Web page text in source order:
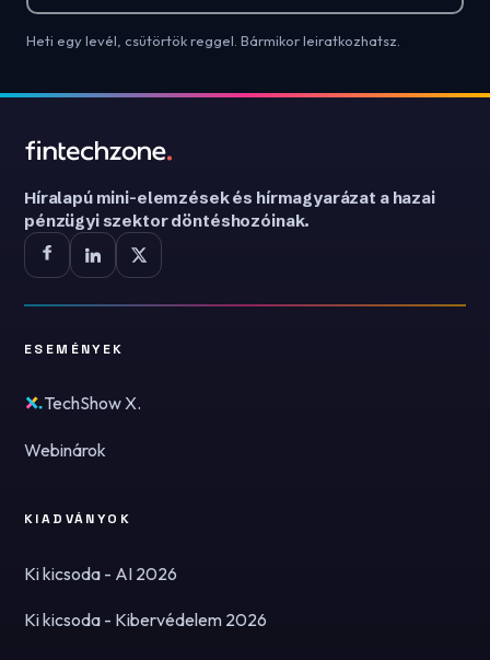
Heti egy levél, csütörtök reggel. Bármikor leiratkozhatsz.
Híralapú mini-elemzések és hírmagyarázat a hazai
pénzügyi szektor döntéshozóinak.
ESEMÉNYEK
TechShow X.
Webinárok
KIADVÁNYOK
Ki kicsoda - AI 2026
Ki kicsoda - Kibervédelem 2026